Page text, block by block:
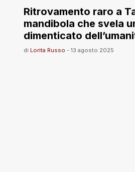
Ritrovamento raro a
mandibola che svela
dimenticato
di Lorita Russo - 13 agosto 2025